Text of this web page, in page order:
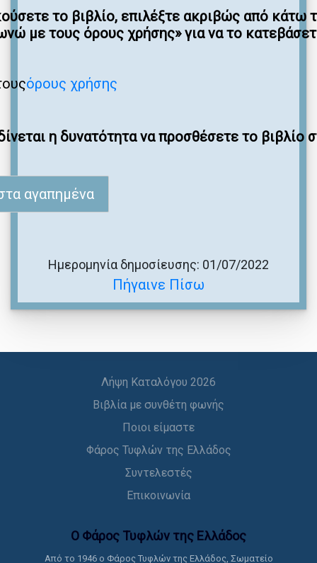
το βιβλίο, επιλέξτε ακριβώς από κάτω
με τους όρους χρήσης» για να το
όρους χρήσης
η δυνατότητα να προσθέσετε το βιβλίο
αγαπημένα
Πήγαινε Πίσω
Ημερομηνία δημοσίευσης: 01/07/2022
Λήψη Καταλόγου 2026
Βιβλία με συνθέτη φωνής
Ποιοι είμαστε
Φάρος Τυφλών της Ελλάδος
Συντελεστές
Επικοινωνία
Ο Φάρος Τυφλών της Ελλάδoς
Από το 1946 ο Φάρος Τυφλών της Ελλάδος, Σωματείο